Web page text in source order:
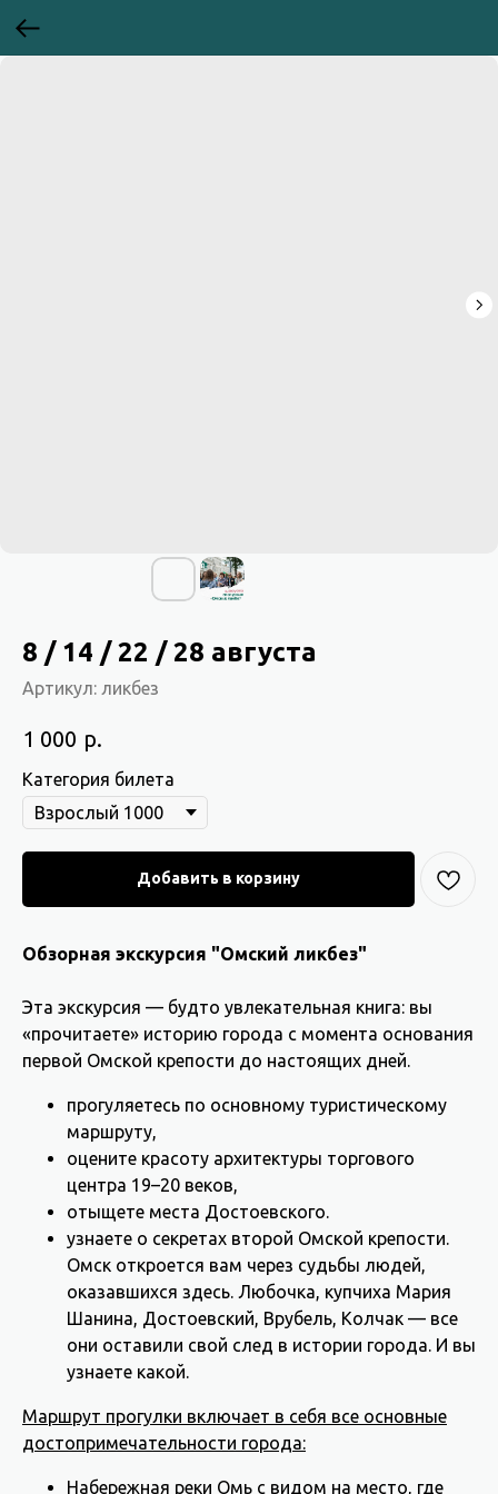
8 / 14 / 22 / 28 августа
Артикул: ликбез
1 000 р.
Категория билета
Добавить в корзину
Обзорная экскурсия "Омский ликбез"
Эта экскурсия — будто увлекательная книга: вы
«прочитаете» историю города с момента основания
первой Омской крепости до настоящих дней.
прогуляетесь по основному туристическому
маршруту,
оцените красоту архитектуры торгового
центра 19–20 веков,
отыщете места Достоевского.
узнаете о секретах второй Омской крепости.
Омск откроется вам через судьбы людей,
оказавшихся здесь. Любочка, купчиха Мария
Шанина, Достоевский, Врубель, Колчак — все
они оставили свой след в истории города. И вы
узнаете какой.
Маршрут прогулки включает в себя все основные
достопримечательности города:
Набережная реки Омь с видом на место, где